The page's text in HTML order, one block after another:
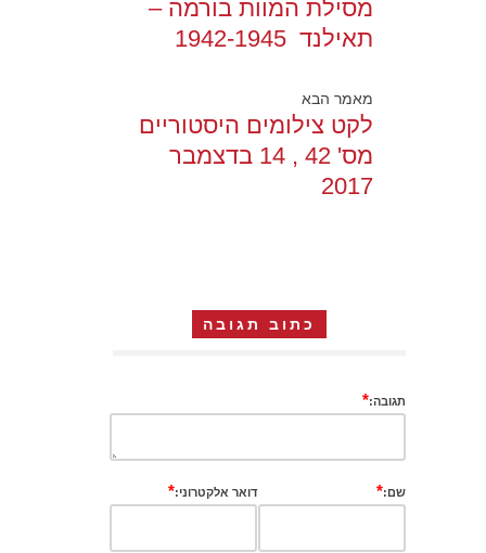
מסילת המוות בורמה –
תאילנד 1942-1945
מאמר הבא
לקט צילומים היסטוריים
מס' 42 , 14 בדצמבר
2017
כתוב תגובה
תגובה:*
שם:* דואר אלקטרוני:*